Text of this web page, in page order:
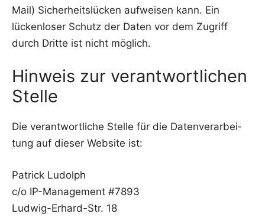
Mail) Sicher­heits­lü­cken auf­wei­sen kann. Ein
lücken­lo­ser Schutz der Daten vor dem Zugriff
durch Drit­te ist nicht möglich.
Hinweis zur verantwortlichen
Stelle
Die ver­ant­wort­li­che Stel­le für die Daten­ver­ar­bei­
tung auf die­ser Web­site ist:
Patrick Ludolph
c/o IP-Manage­ment #7893
Lud­wig-Erhard-Str. 18